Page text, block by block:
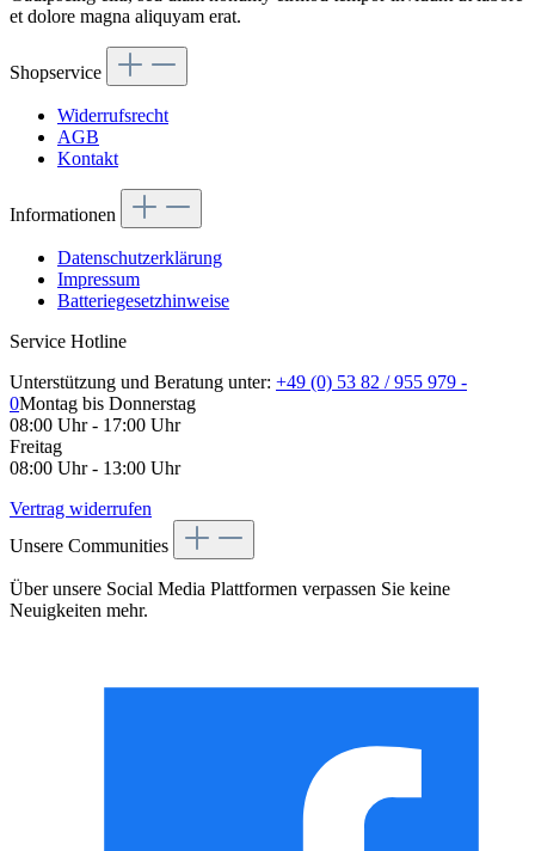
et dolore magna aliquyam erat.
Shopservice
Widerrufsrecht
AGB
Kontakt
Informationen
Datenschutzerklärung
Impressum
Batteriegesetzhinweise
Service Hotline
Unterstützung und Beratung unter: +49 (0) 53 82 / 955 979 -
0Montag bis Donnerstag
08:00 Uhr - 17:00 Uhr
Freitag
08:00 Uhr - 13:00 Uhr
Vertrag widerrufen
Unsere Communities
Über unsere Social Media Plattformen verpassen Sie keine
Neuigkeiten mehr.